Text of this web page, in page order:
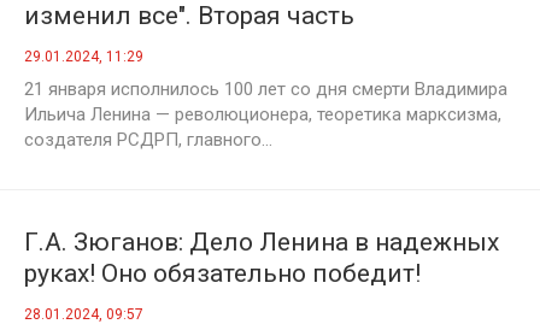
изменил все". Вторая часть
29.01.2024, 11:29
21 января исполнилось 100 лет со дня смерти Владимира
Ильича Ленина — революционера, теоретика марксизма,
создателя РСДРП, главного...
Г.А. Зюганов: Дело Ленина в надежных
руках! Оно обязательно победит!
28.01.2024, 09:57